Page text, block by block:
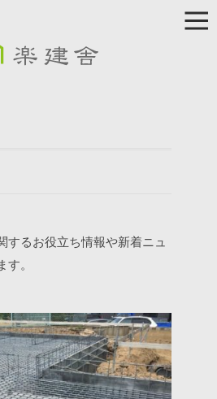
するお役立ち情報や新着ニュ
す。